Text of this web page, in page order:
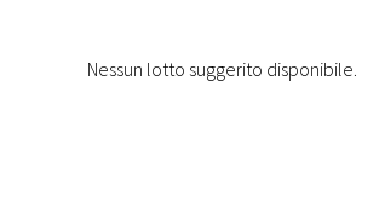
Nessun lotto suggerito disponibile.